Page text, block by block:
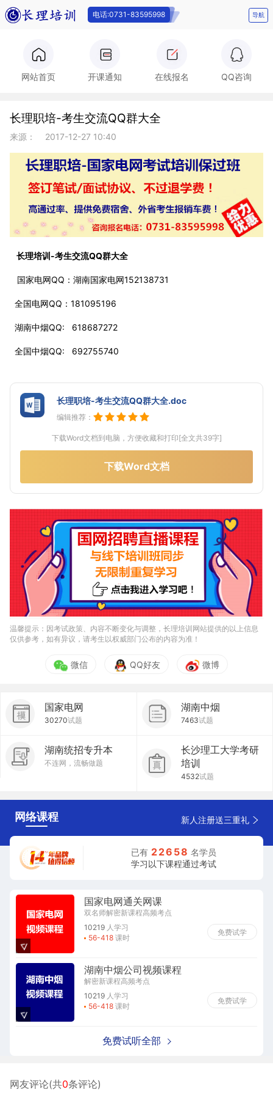
83595998
电话:0731-83595998 导航
网站首页 开课通知 在线报名 QQ咨询
长理职培-考生交流QQ群大全
来源： 2017-12-27 10:40
长理培训-考生交流QQ群大全
国家电网QQ：湖南国家电网152138731
全国电网QQ：181095196
湖南中烟QQ: 618687272
全国中烟QQ: 692755740
长理职培-考生交流QQ群大全.doc
编辑推荐：
下载Word文档到电脑，方便收藏和打印[全文共39字]
下载Word文档
温馨提示：因考试政策、内容不断变化与调整，长理培训网站提供的以上信息
仅供参考，如有异议，请考生以权威部门公布的内容为准！
微信 QQ好友 微博
国家电网
30270试题
湖南中烟
7463试题
湖南统招专升本
不连网，流畅做题
长沙理工大学考研
培训
4532试题
网络课程 新人注册送三重礼
已有 226 58 名学员
学习以下课程通过考试
国家电网通关网课
双名师解密新课程高频考点
10219人学习
56-418 课时
免费试学
湖南中烟公司视频课程
解密新课程高频考点
10219人学习
56-418 课时
免费试学
免费试听全部
网友评论(共0条评论)